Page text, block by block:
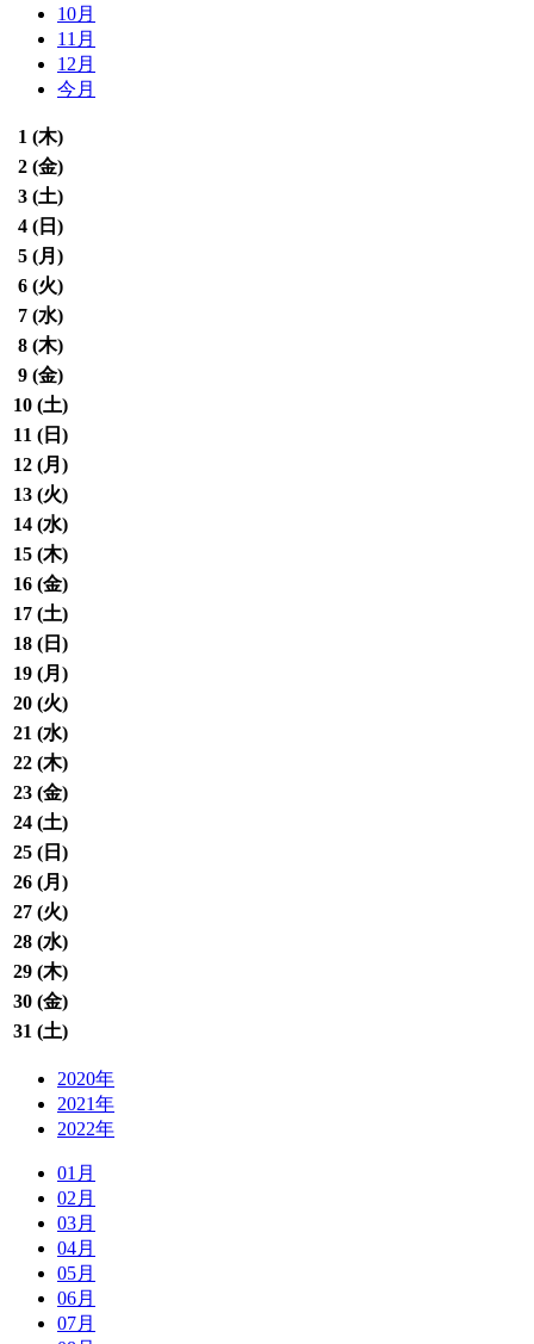
10月
11月
12月
今月
1 (木)
2 (金)
3 (土)
4 ( 日 )
5 (月 )
6 (火)
7 (水)
8 (木)
9 (金)
10 (土)
11 ( 日 )
12 (月 )
13 (火)
14 (水)
15 (木)
16 (金)
17 (土)
18 ( 日 )
19 (月 )
20 (火)
21 (水)
22 (木)
23 (金)
24 (土)
25 ( 日 )
26 (月 )
27 (火)
28 (水)
29 (木)
30 (金)
31 (土)
2020年
2021年
2022年
01月
02月
03月
04月
05月
06月
07月